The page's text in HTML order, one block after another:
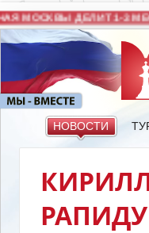
ДЕЛИТ 1-3
НОВОСТИ